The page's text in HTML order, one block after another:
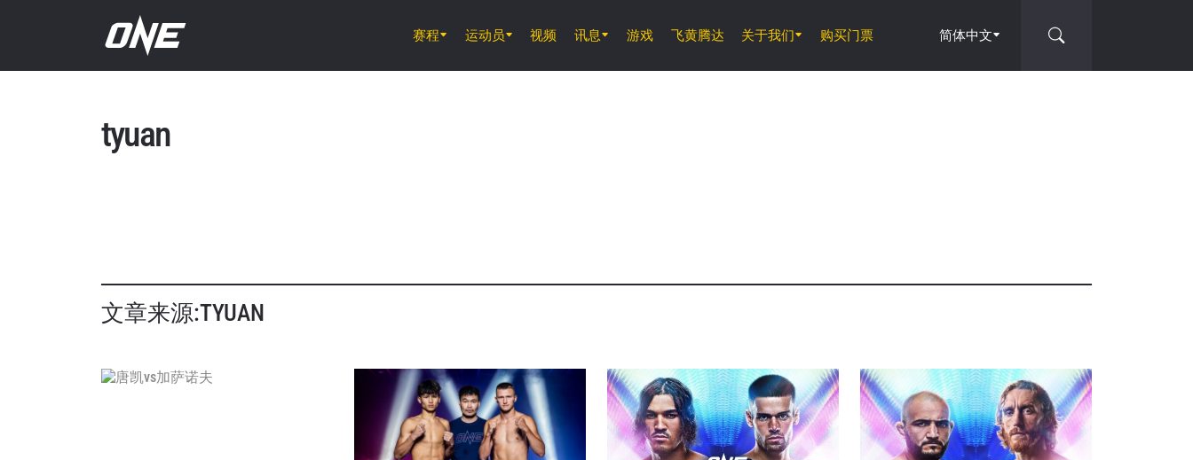
赛程 运动员 视频 讯息 游戏 飞黄腾达 关于我们 购买门票 简体中文
tyuan
文章来源:TYUAN